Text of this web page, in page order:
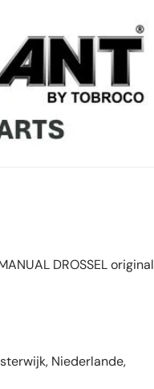
DROSSEL original
Niederlande,